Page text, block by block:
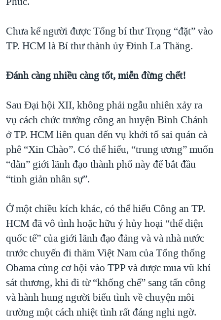
Chưa kể người được Tổng bí thư Trọng “đặt” vào
TP. HCM là Bí thư thành ủy Đinh La Thăng.
Đánh càng nhiều càng tốt, miễn đừng chết!
Sau Đại hội XII, không phải ngẫu nhiên xảy ra
vụ cách chức trưởng công an huyện Bình Chánh
ở TP. HCM liên quan đến vụ khởi tố sai quán cà
phê “Xin Chào”. Có thể hiểu, “trung ương” muốn
“dằn” giới lãnh đạo thành phố này để bắt đầu
“tinh giản nhân sự”.
Ở một chiều kích khác, có thể hiểu Công an TP.
HCM đã vô tình hoặc hữu ý hủy hoại “thể diện
quốc tế” của giới lãnh đạo đảng và và nhà nước
trước chuyến đi thăm Việt Nam của Tổng thống
Obama cùng cơ hội vào TPP và được mua vũ khí
sát thương, khi đi từ “khống chế” sang tấn công
và hành hung người biểu tình về chuyện môi
trường một cách nhiệt tình rất đáng nghi ngờ.